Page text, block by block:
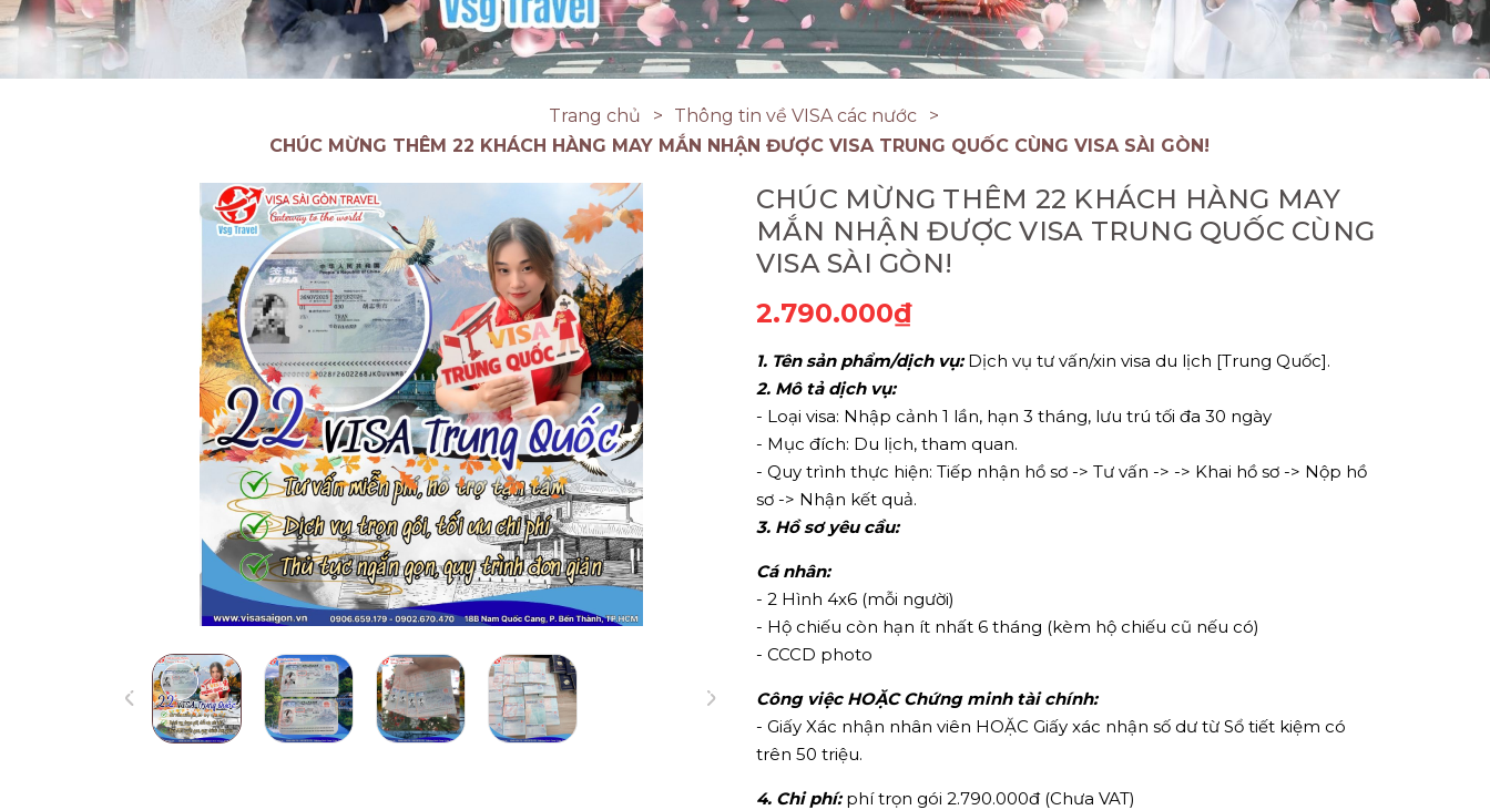
Trang chủ
Thông tin về VISA các nước
CHÚC MỪNG THÊM 22 KHÁCH HÀNG MAY MẮN NHẬN ĐƯỢC VISA TRUNG QUỐC CÙNG VISA SÀI GÒN!
CHÚC MỪNG THÊM 22 KHÁCH HÀNG MAY
MẮN NHẬN ĐƯỢC VISA TRUNG QUỐC CÙNG
VISA SÀI GÒN!
2.790.000₫
1. Tên sản phẩm/dịch vụ:Dịch vụ tư vấn/xin visa du lịch [Trung Quốc].
2. Mô tả dịch vụ:
- Loại visa: Nhập cảnh 1 lần, hạn 3 tháng, lưu trú tối đa 30 ngày
- Mục đích: Du lịch, tham quan.
- Quy trình thực hiện: Tiếp nhận hồ sơ -> Tư vấn -> -> Khai hồ sơ -> Nộp hồ
sơ -> Nhận kết quả.
3. Hồ sơ yêu cầu:
Cá nhân:
- 2 Hình 4x6 (mỗi người)
- Hộ chiếu còn hạn ít nhất 6 tháng (kèm hộ chiếu cũ nếu có)
- CCCD photo
Công việc HOẶC Chứng minh tài chính:
- Giấy Xác nhận nhân viên HOẶC Giấy xác nhận số dư từ Sổ tiết kiệm có
trên 50 triệu.
4. Chi phí: phí trọn gói 2.790.000đ (Chưa VAT)